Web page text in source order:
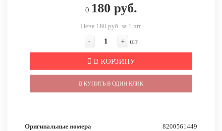
0 180 руб.
Цена 180 руб. за 1 шт
- + шт
В КОРЗИНУ
КУПИТЬ В ОДИН КЛИК
Оригинальные номера
8200561449